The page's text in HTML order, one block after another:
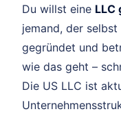
Du willst eine LLC
jemand, der
gegründet und
wie das geht –
Die US LLC ist